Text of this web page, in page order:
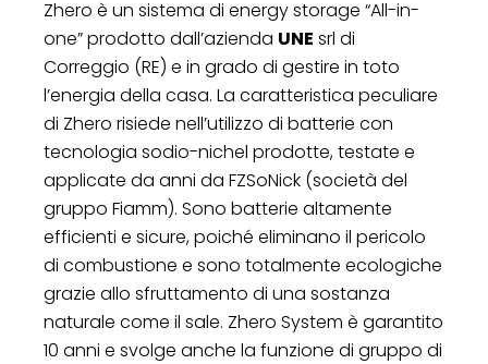
Zhero è un sistema di energy storage “All-in-
one” prodotto dall’azienda UNE srl di
Correggio (RE) e in grado di gestire in toto
l’energia della casa. La caratteristica peculiare
di Zhero risiede nell’utilizzo di batterie con
tecnologia sodio-nichel prodotte, testate e
applicate da anni da FZSoNick (società del
gruppo Fiamm). Sono batterie altamente
efficienti e sicure, poiché eliminano il pericolo
di combustione e sono totalmente ecologiche
grazie allo sfruttamento di una sostanza
naturale come il sale. Zhero System è garantito
10 anni e svolge anche la funzione di gruppo di